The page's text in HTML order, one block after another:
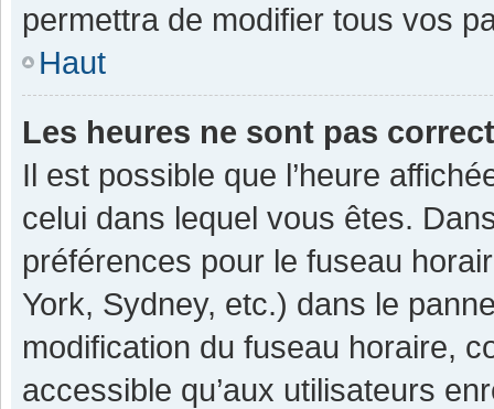
permettra de modifier tous vos
Haut
Les heures ne sont pas
Il est possible que l’heure
celui dans lequel vous êtes.
préférences pour le fuseau
York, Sydney, etc.) dans le
modification du fuseau horaire,
accessible qu’aux utilisateurs